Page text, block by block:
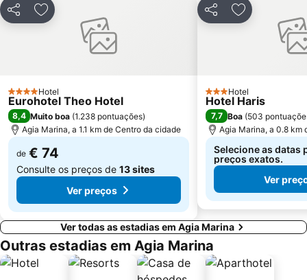
PartilharAdicionar aos favoritos
4 Estrelas
Hotel
Eurohotel Theo Hotel
8,4 Muito boa (1.238 pontuações)
Agia Marina, a 1.1 km de Centro da cidade
de € 74
Consulte os preços de 13 sites
Ver preços
PartilharAdicionar
3 Estrelas
Hotel
Hotel Haris
7,7 Boa (503
Agia Marina, a 0.8 km
Selecione as datas
preços exatos.
Ver
Ver todas as estadias em Agia Marina
Outras estadias em Agia Marina